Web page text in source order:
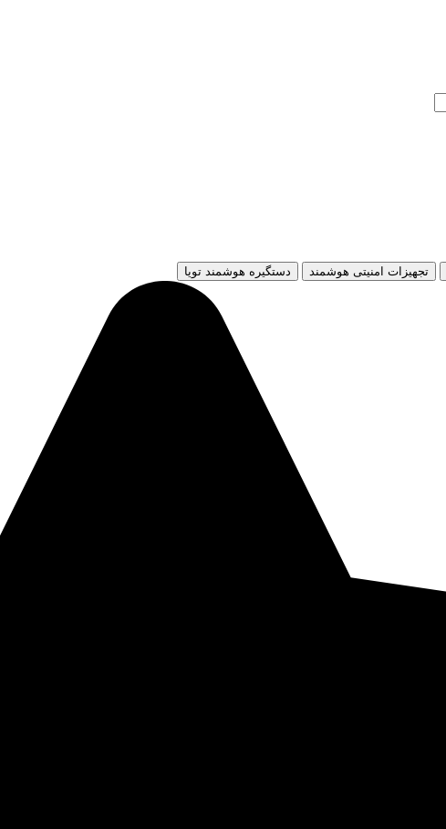
تجهیزات امنیتی هوشمند دستگیره هوشمند تویا